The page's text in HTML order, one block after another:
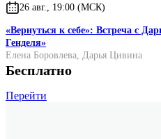
26 авг., 19:00 (МСК)
«Вернуться к себе»: Встреча с
Генделя»
Елена Боровлева, Дарья Цивина
Бесплатно
Перейти